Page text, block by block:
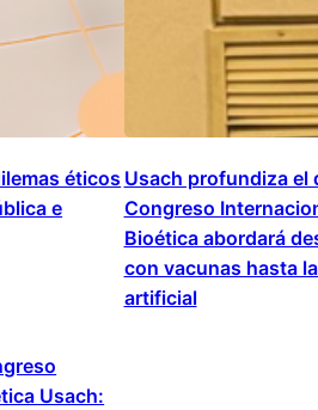
éticos
e
Usach profundiza el
Congreso
Bioética abordará
con vacunas hasta
artificial
Usach: